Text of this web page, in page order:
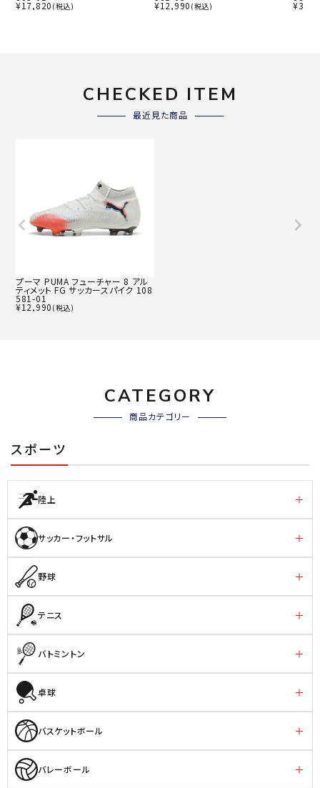
¥17,820 (税込) ¥12,990 (税込) ¥
CHECKED ITEM
最近見た商品
プーマ PUMA フューチャー 8 アル
ティメット FG サッカースパイク 108
581-01
¥12,990 (税込)
CATEGORY
商品カテゴリー
スポーツ
陸上
サッカー・フットサル
野球
テニス
バトミントン
卓球
バスケットボール
バレーボール